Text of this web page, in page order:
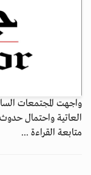
واجهت المجتمعات
العاتية واحتمال
متابعة القراءة ...